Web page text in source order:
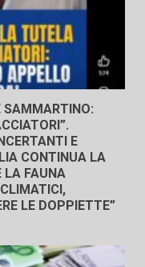
SAMMARTINO:
E
CONTINUA LA
LA FAUNA
LE DOPPIETTE”